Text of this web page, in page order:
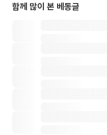
함께 많이 본 베동글